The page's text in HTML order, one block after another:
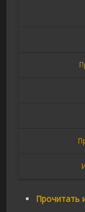
Прочитать